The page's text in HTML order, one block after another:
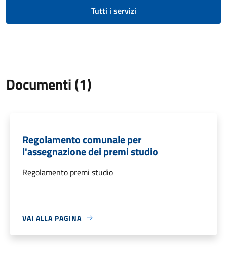
Tutti i servizi
Documenti (1)
Regolamento comunale per
l'assegnazione dei premi studio
Regolamento premi studio
VAI ALLA PAGINA